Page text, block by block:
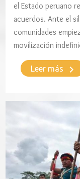
el Estado peruano
acuerdos. Ante el
comunidades
movilización
Leer más keyboard_arrow_right